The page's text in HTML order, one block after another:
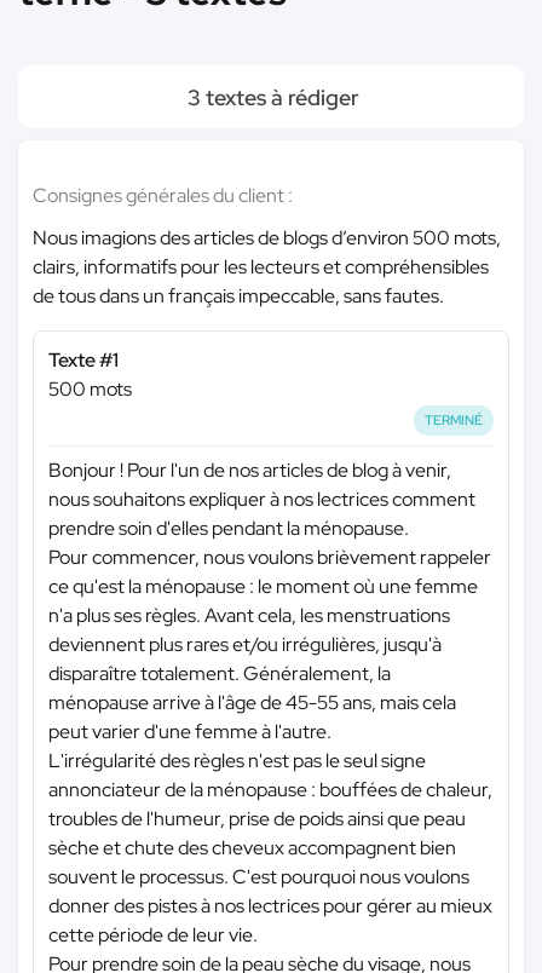
3 textes à rédiger
Consignes générales du client :
Nous imagions des articles de blogs d’environ 500 mots,
clairs, informatifs pour les lecteurs et compréhensibles
de tous dans un français impeccable, sans fautes.
Texte #1
500 mots
TERMINÉ
Bonjour ! Pour l'un de nos articles de blog à venir,
nous souhaitons expliquer à nos lectrices comment
prendre soin d'elles pendant la ménopause.
Pour commencer, nous voulons brièvement rappeler
ce qu'est la ménopause : le moment où une femme
n'a plus ses règles. Avant cela, les menstruations
deviennent plus rares et/ou irrégulières, jusqu'à
disparaître totalement. Généralement, la
ménopause arrive à l'âge de 45-55 ans, mais cela
peut varier d'une femme à l'autre.
L'irrégularité des règles n'est pas le seul signe
annonciateur de la ménopause : bouffées de chaleur,
troubles de l'humeur, prise de poids ainsi que peau
sèche et chute des cheveux accompagnent bien
souvent le processus. C'est pourquoi nous voulons
donner des pistes à nos lectrices pour gérer au mieux
cette période de leur vie.
Pour prendre soin de la peau sèche du visage, nous